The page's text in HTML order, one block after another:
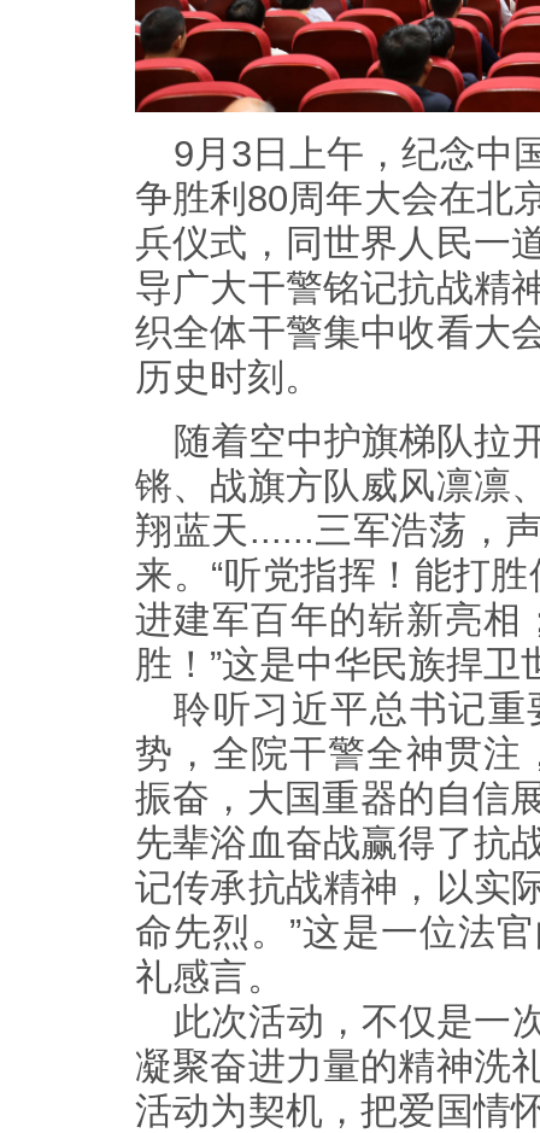
9月3日上午，纪念中
争胜利80周年大会在北
兵仪式，同世界人民一
导广大干警铭记抗战精
织全体干警集中收看大
历史时刻。
随着空中护旗梯队拉
锵、战旗方队威风凛凛
翔蓝天......三军浩荡，
来。“听党指挥！能打
进建军百年的崭新亮相
胜！”这是中华民族捍
聆听习近平总书记
势，全院干警全神贯注
振奋，大国重器的自信
先辈浴血奋战赢得了抗
记传承抗战精神，以实
命先烈。”这是一位法
礼感言。
此次活动，不仅是一
凝聚奋进力量的精神洗
活动为契机，把爱国情